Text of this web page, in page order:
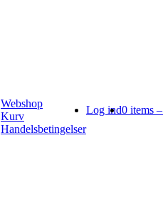
Webshop
Kurv
Handelsbetingelser
Log ind0 items –